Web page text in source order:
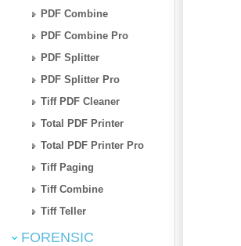
PDF Combine
PDF Combine Pro
PDF Splitter
PDF Splitter Pro
Tiff PDF Cleaner
Total PDF Printer
Total PDF Printer Pro
Tiff Paging
Tiff Combine
Tiff Teller
FORENSIC